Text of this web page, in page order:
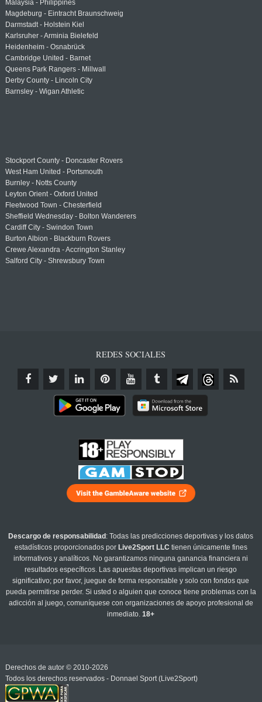
Malaysia - Philippines
Magdeburg - Eintracht Braunschweig
Darmstadt - Holstein Kiel
Karlsruher - Arminia Bielefeld
Heidenheim - Osnabrück
Cambridge United - Barnet
Queens Park Rangers - Millwall
Derby County - Lincoln City
Barnsley - Wigan Athletic
Stockport County - Doncaster Rovers
West Ham United - Portsmouth
Burnley - Notts County
Leyton Orient - Oxford United
Fleetwood Town - Chesterfield
Sheffield Wednesday - Bolton Wanderers
Cardiff City - Swindon Town
Burton Albion - Blackburn Rovers
Crewe Alexandra - Accrington Stanley
Salford City - Shrewsbury Town
REDES SOCIALES
Descargo de responsabilidad : Todas las predicciones deportivas y los datos
estadísticos proporcionados por Live2Sport LLC tienen únicamente fines
informativos y analíticos. No garantizamos ninguna ganancia financiera ni
resultados específicos. Las apuestas deportivas implican un riesgo
significativo; por favor, juegue de forma responsable y solo con fondos que
pueda permitirse perder. Si usted o alguien que conoce tiene problemas con la
adicción al juego, comuníquese con organizaciones de apoyo profesional de
inmediato.18+
Derechos de autor © 2010-2026
Todos los derechos reservados - Donnael Sport (Live2Sport)